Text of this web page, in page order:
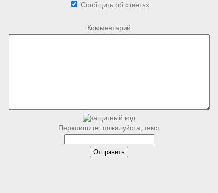
Сообщить об ответах
Комментарий
Перепишите, пожалуйста, текст